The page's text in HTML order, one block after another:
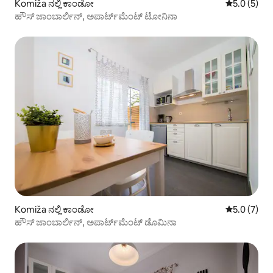
Komiža ನಲ್ಲಿ ಕಾಂಡೋ 5 ರಲ್ಲಿ 5.0
5.0 (5)
ಹೌಸ್ ಜಾಂಬಾರ್ಲಿನ್, ಅಪಾರ್ಟ್‌ಮೆಂಟ್ ಟೋನಿನಾ
Komiža ನಲ್ಲಿ ಕಾಂಡೋ 5 ರಲ್ಲಿ 5.0
5.0 (7)
ಹೌಸ್ ಜಾಂಬಾರ್ಲಿನ್, ಅಪಾರ್ಟ್‌ಮೆಂಟ್ ಡೊಮಿನಾ